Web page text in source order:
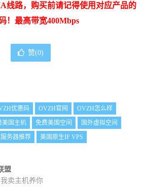
线路，购买前请记得使用对应产品的
！最高带宽400Mbps
赞(0)
优惠码 OVZH官网
OVZH怎么样
美国主机 免费美国空间
国外虚拟空间
务器推荐
美国原生IP VPS
盟
卖主机养你